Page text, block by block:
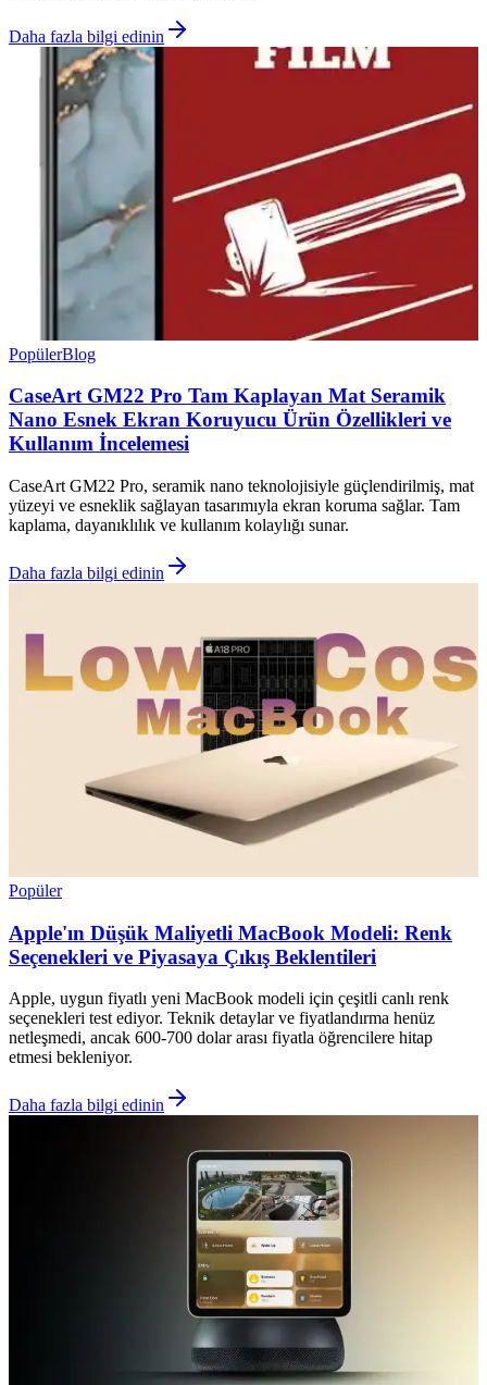
Daha fazla bilgi edinin
PopülerBlog
CaseArt GM22 Pro Tam Kaplayan Mat Seramik
Nano Esnek Ekran Koruyucu Ürün Özellikleri ve
Kullanım İncelemesi
CaseArt GM22 Pro, seramik nano teknolojisiyle güçlendirilmiş, mat
yüzeyi ve esneklik sağlayan tasarımıyla ekran koruma sağlar. Tam
kaplama, dayanıklılık ve kullanım kolaylığı sunar.
Daha fazla bilgi edinin
Popüler
Apple'ın Düşük Maliyetli MacBook Modeli: Renk
Seçenekleri ve Piyasaya Çıkış Beklentileri
Apple, uygun fiyatlı yeni MacBook modeli için çeşitli canlı renk
seçenekleri test ediyor. Teknik detaylar ve fiyatlandırma henüz
netleşmedi, ancak 600-700 dolar arası fiyatla öğrencilere hitap
etmesi bekleniyor.
Daha fazla bilgi edinin